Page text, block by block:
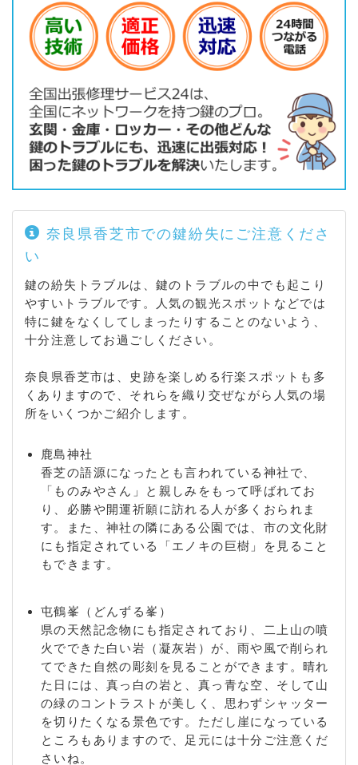
奈良県香芝市での鍵紛失にご注意くださ
い
鍵の紛失トラブルは、鍵のトラブルの中でも起こり
やすいトラブルです。人気の観光スポットなどでは
特に鍵をなくしてしまったりすることのないよう、
十分注意してお過ごしください。
奈良県香芝市は、史跡を楽しめる行楽スポットも多
くありますので、それらを織り交ぜながら人気の場
所をいくつかご紹介します。
鹿島神社
香芝の語源になったとも言われている神社で、
「ものみやさん」と親しみをもって呼ばれてお
り、必勝や開運祈願に訪れる人が多くおられま
す。また、神社の隣にある公園では、市の文化財
にも指定されている「エノキの巨樹」を見ること
もできます。
屯鶴峯（どんずる峯）
県の天然記念物にも指定されており、二上山の噴
火でできた白い岩（凝灰岩）が、雨や風で削られ
てできた自然の彫刻を見ることができます。晴れ
た日には、真っ白の岩と、真っ青な空、そして山
の緑のコントラストが美しく、思わずシャッター
を切りたくなる景色です。ただし崖になっている
ところもありますので、足元には十分ご注意くだ
さいね。